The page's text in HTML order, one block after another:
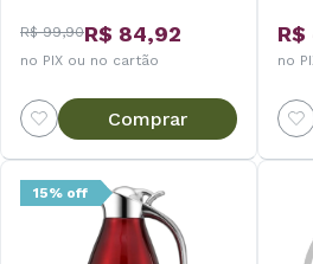
R$ 99,90R$ 84,92
no PIX ou no cartão
Comprar
no
15% off